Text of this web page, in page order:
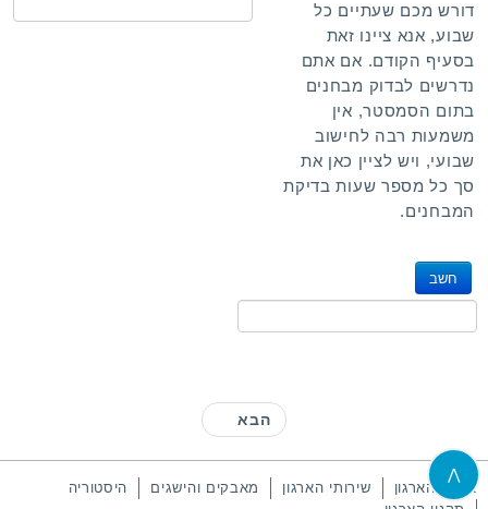
דורש מכם שעתיים כל
שבוע, אנא ציינו זאת
בסעיף הקודם. אם אתם
נדרשים לבדוק מבחנים
בתום הסמסטר, אין
משמעות רבה לחישוב
שבועי, ויש לציין כאן את
סך כל מספר שעות בדיקת
המבחנים.
הבא
אודות הארגון שירותי הארגון מאבקים והישגים
היסטוריה
⋀